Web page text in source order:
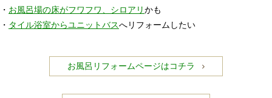
・ お風呂場の床がフワフワ、シロアリかも
・ タイル浴室からユニットバスへリフォームしたい
お風呂リフォームページはコチラ